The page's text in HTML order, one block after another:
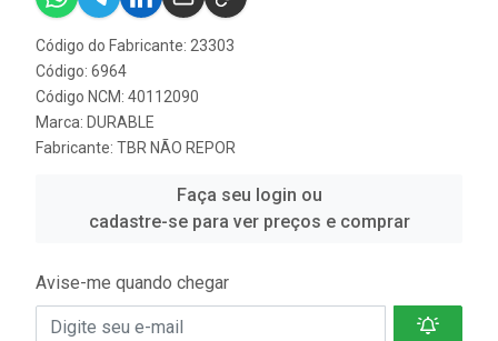
Código do Fabricante: 23303
Código: 6964
Código NCM: 40112090
Marca: DURABLE
Fabricante: TBR NÃO REPOR
Faça seu login ou
cadastre-se para ver preços e comprar
Avise-me quando chegar